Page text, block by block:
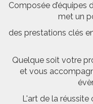
Composée d’équipes
met un
des prestations clés
Quelque soit votre
et vous
L'art de la réussite